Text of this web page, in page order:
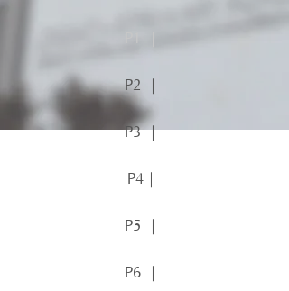
P2 ｜
P3 ｜
P4｜
P5 ｜
P6 ｜